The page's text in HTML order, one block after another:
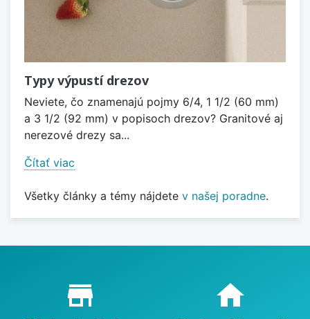
Typy výpustí drezov
Neviete, čo znamenajú pojmy 6/4, 1 1/2 (60 mm)
a 3 1/2 (92 mm) v popisoch drezov? Granitové aj
nerezové drezy sa...
Čítať viac
Všetky články a témy nájdete v našej poradne.
Proč nakupovat u nás?
store_mall_directory home